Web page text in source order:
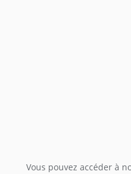
Vous pouvez accéder à